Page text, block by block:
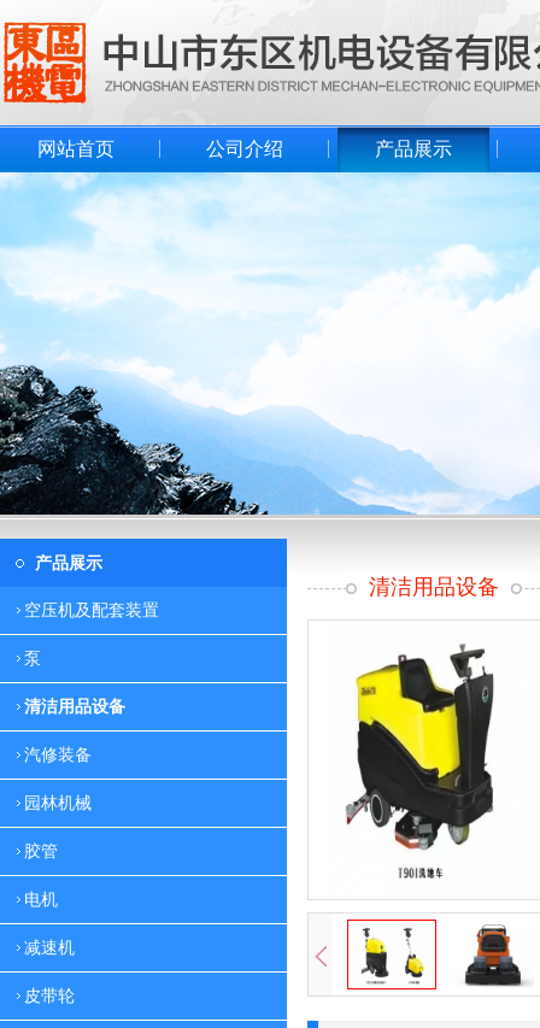
网站首页 公司介绍 产品展示
产品展示
空压机及配套装置
泵
清洁用品设备
汽修装备
园林机械
胶管
电机
减速机
皮带轮
清洁用品设备